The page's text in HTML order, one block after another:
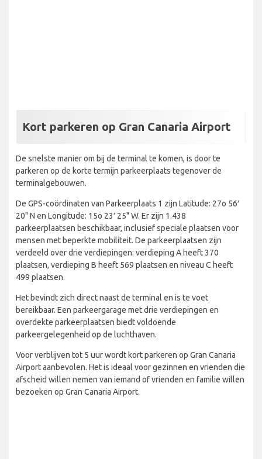
Kort parkeren op Gran Canaria Airport
De snelste manier om bij de terminal te komen, is door te
parkeren op de korte termijn parkeerplaats tegenover de
terminalgebouwen.
De GPS-coördinaten van Parkeerplaats 1 zijn Latitude: 27o 56′
20" N en Longitude: 15o 23′ 25" W. Er zijn 1.438
parkeerplaatsen beschikbaar, inclusief speciale plaatsen voor
mensen met beperkte mobiliteit. De parkeerplaatsen zijn
verdeeld over drie verdiepingen: verdieping A heeft 370
plaatsen, verdieping B heeft 569 plaatsen en niveau C heeft
499 plaatsen.
Het bevindt zich direct naast de terminal en is te voet
bereikbaar. Een parkeergarage met drie verdiepingen en
overdekte parkeerplaatsen biedt voldoende
parkeergelegenheid op de luchthaven.
Voor verblijven tot 5 uur wordt kort parkeren op Gran Canaria
Airport aanbevolen. Het is ideaal voor gezinnen en vrienden die
afscheid willen nemen van iemand of vrienden en familie willen
bezoeken op Gran Canaria Airport.